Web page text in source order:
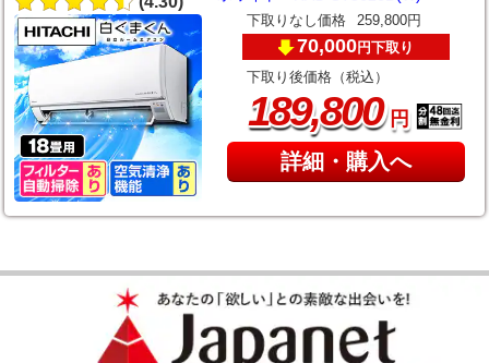
下取りなし価格 259,800円
70,000円下取り
下取り後価格（税込）
189,800円
詳細・購入へ